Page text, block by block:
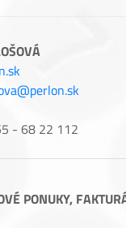
- 68 22 112
PONUKY,